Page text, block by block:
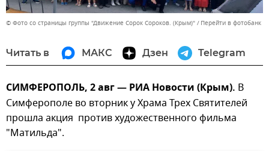
© Фото со страницы группы "Движение Сорок Сороков. (Крым)" Перейти в фотобанк
Читать в МАКС Дзен Telegram
СИМФЕРОПОЛЬ, 2 авг — РИА Новости (Крым). В
Симферополе во вторник у Храма Трех Святителей
прошла акция против художественного фильма
"Матильда".